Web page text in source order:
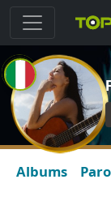
Albums